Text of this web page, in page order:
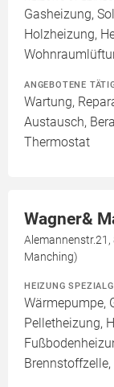
Gasheizung,
Holzheizung,
ANGEBOTENE
Wartung,
Austausch,
Thermostat
Wagner&
Manching)
HEIZUNG
Wärmepumpe,
Pelletheizung,